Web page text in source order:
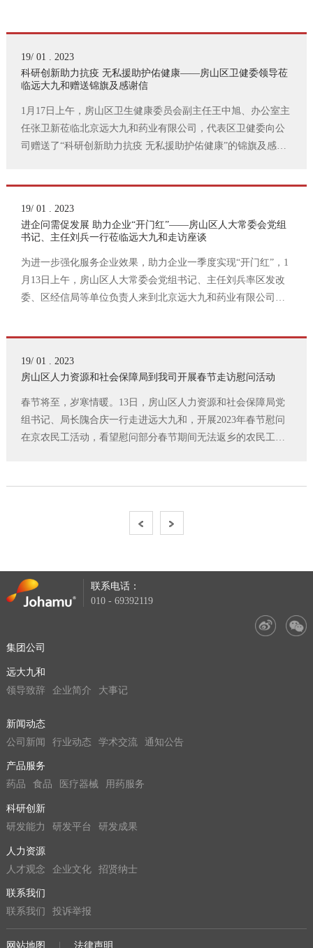
19/ 01 . 2023
科研创新助力抗疫 无私援助护佑健康——房山区卫健委领导莅
临远大九和赠送锦旗及感谢信
1月17日上午，房山区卫生健康委员会副主任王中旭、办公室主
任张卫新莅临北京远大九和药业有限公司，代表区卫健委向公
司赠送了“科研创新助力抗疫 无私援助护佑健康”的锦旗及感谢
19/ 01 . 2023
进企问需促发展 助力企业“开门红”——房山区人大常委会党组
书记、主任刘兵一行莅临远大九和走访座谈
为进一步强化服务企业效果，助力企业一季度实现“开门红”，1
月13日上午，房山区人大常委会党组书记、主任刘兵率区发改
委、区经信局等单位负责人来到北京远大九和药业有限公司走
19/ 01 . 2023
房山区人力资源和社会保障局到我司开展春节走访慰问活动
春节将至，岁寒情暖。13日，房山区人力资源和社会保障局党
组书记、局长隗合庆一行走进远大九和，开展2023年春节慰问
在京农民工活动，看望慰问部分春节期间无法返乡的农民工兄
联系电话：
010 - 69392119
集团公司
远大九和
领导致辞
企业简介 大事记
新闻动态
公司新闻
行业动态 学术交流 通知公告
产品服务
药品
食品 医疗器械 用药服务
科研创新
研发能力
研发平台 研发成果
人力资源
人才观念
企业文化 招贤纳士
联系我们
联系我们
投诉举报
网站地图 | 法律声明